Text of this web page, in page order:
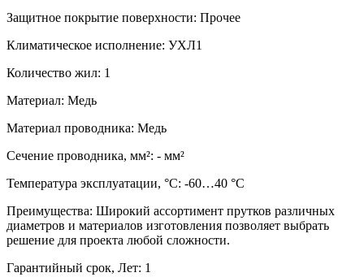
Защитное покрытие поверхности: Прочее
Климатическое исполнение: УХЛ1
Количество жил: 1
Материал: Медь
Материал проводника: Медь
Сечение проводника, мм²: - мм²
Температура эксплуатации, °C: -60…40 °C
Преимущества: Широкий ассортимент прутков различных
диаметров и материалов изготовления позволяет выбрать
решение для проекта любой сложности.
Гарантийный срок, Лет: 1